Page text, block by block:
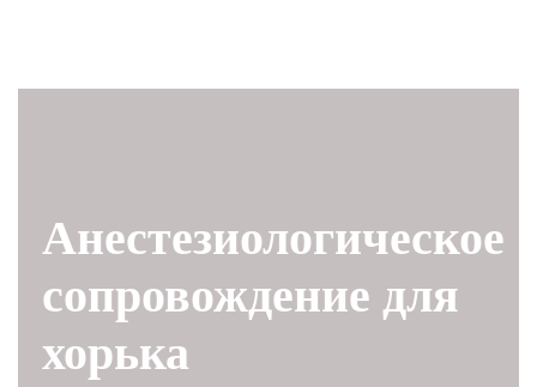
Анестезиологическое
сопровождение для
хорька